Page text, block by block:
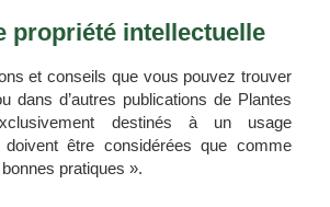
propriété intellectuelle
et conseils que vous pouvez trouver
dans d’autres publications de Plantes
destinés à un usage
être considérées que comme
pratiques ».